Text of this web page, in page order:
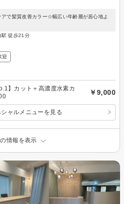
アで髪質改善カラー☆幅広い年齢層が居心地よ
駅 徒歩21分
迎
】カット＋高濃度水素カ
￥9,000
ャルメニューを見る
情報を表示